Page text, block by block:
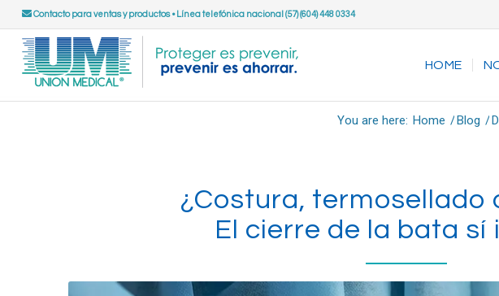
Contacto para ventas y productos• Línea telefónica nacional (57) (604) 448 0334
HOME
You are here: Home /Blog /
¿Costura, termosellado
El cierre de la bata sí